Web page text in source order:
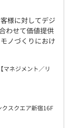
様に対してデジ
わせて価値提供
ノづくりにおけ
マネジメント／リ
スクエア新宿16F